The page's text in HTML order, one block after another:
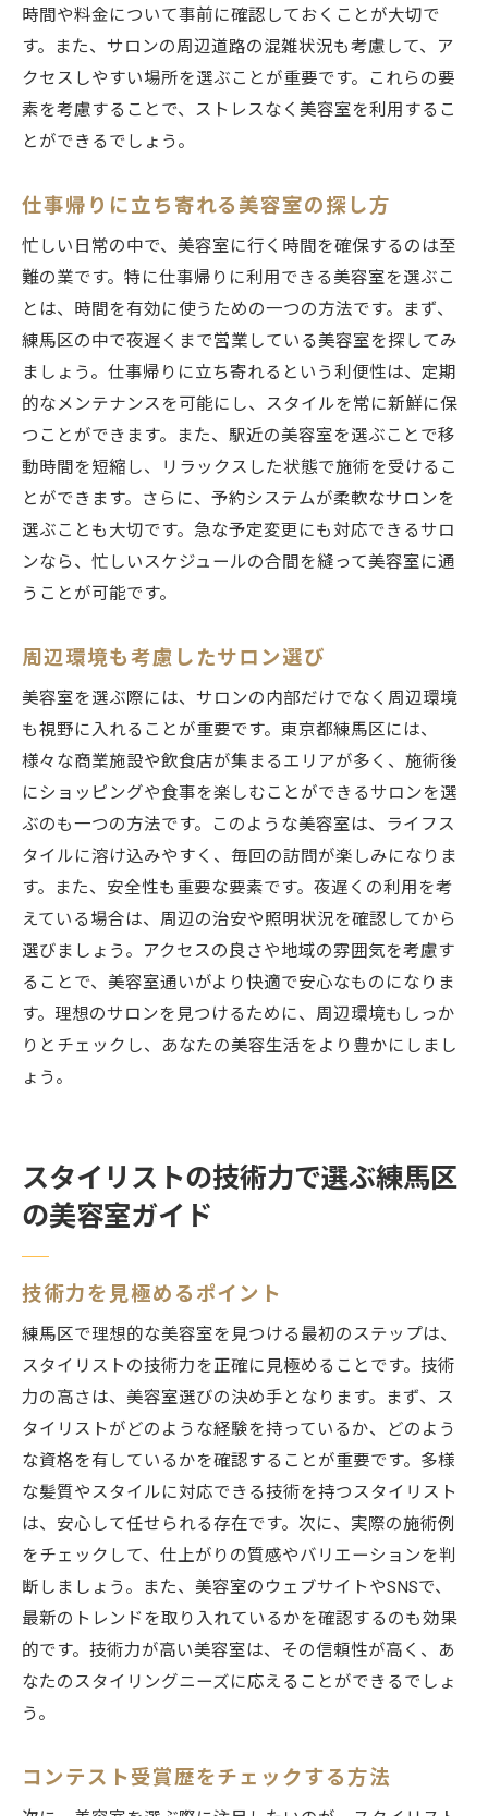
時間や料金について事前に確認しておくことが大切で
す。また、サロンの周辺道路の混雑状況も考慮して、ア
クセスしやすい場所を選ぶことが重要です。これらの要
素を考慮することで、ストレスなく美容室を利用するこ
とができるでしょう。
仕事帰りに立ち寄れる美容室の探し方
忙しい日常の中で、美容室に行く時間を確保するのは至
難の業です。特に仕事帰りに利用できる美容室を選ぶこ
とは、時間を有効に使うための一つの方法です。まず、
練馬区の中で夜遅くまで営業している美容室を探してみ
ましょう。仕事帰りに立ち寄れるという利便性は、定期
的なメンテナンスを可能にし、スタイルを常に新鮮に保
つことができます。また、駅近の美容室を選ぶことで移
動時間を短縮し、リラックスした状態で施術を受けるこ
とができます。さらに、予約システムが柔軟なサロンを
選ぶことも大切です。急な予定変更にも対応できるサロ
ンなら、忙しいスケジュールの合間を縫って美容室に通
うことが可能です。
周辺環境も考慮したサロン選び
美容室を選ぶ際には、サロンの内部だけでなく周辺環境
も視野に入れることが重要です。東京都練馬区には、
様々な商業施設や飲食店が集まるエリアが多く、施術後
にショッピングや食事を楽しむことができるサロンを選
ぶのも一つの方法です。このような美容室は、ライフス
タイルに溶け込みやすく、毎回の訪問が楽しみになりま
す。また、安全性も重要な要素です。夜遅くの利用を考
えている場合は、周辺の治安や照明状況を確認してから
選びましょう。アクセスの良さや地域の雰囲気を考慮す
ることで、美容室通いがより快適で安心なものになりま
す。理想のサロンを見つけるために、周辺環境もしっか
りとチェックし、あなたの美容生活をより豊かにしまし
ょう。
スタイリストの技術力で選ぶ練馬区
の美容室ガイド
技術力を見極めるポイント
練馬区で理想的な美容室を見つける最初のステップは、
スタイリストの技術力を正確に見極めることです。技術
力の高さは、美容室選びの決め手となります。まず、ス
タイリストがどのような経験を持っているか、どのよう
な資格を有しているかを確認することが重要です。多様
な髪質やスタイルに対応できる技術を持つスタイリスト
は、安心して任せられる存在です。次に、実際の施術例
をチェックして、仕上がりの質感やバリエーションを判
断しましょう。また、美容室のウェブサイトやSNSで、
最新のトレンドを取り入れているかを確認するのも効果
的です。技術力が高い美容室は、その信頼性が高く、あ
なたのスタイリングニーズに応えることができるでしょ
う。
コンテスト受賞歴をチェックする方法